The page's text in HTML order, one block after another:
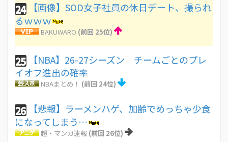
24
【画像】SOD女子社員の休日デート、撮られ
るｗｗｗ
BAKUWARO (前回 25位)
25
【NBA】26-27シーズン チームごとのプレ
イオフ進出の確率
NBAまとめ！ (前回 24位)
26
【悲報】ラーメンハゲ、加齢でめっちゃ少食
になってしまう…
超・マンガ速報 (前回 26位)